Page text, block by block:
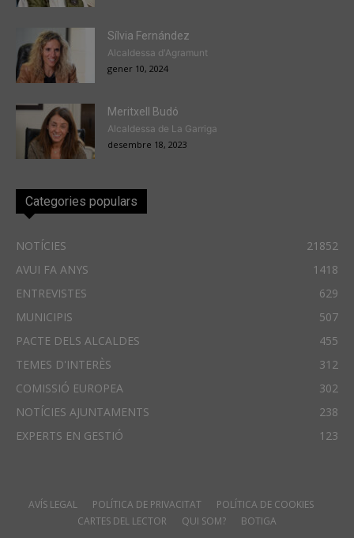
Sílvia Fernández
Alcaldessa d'Agramunt
gener 10, 2024
Meritxell Budó
Alcaldessa de La Garriga
desembre 18, 2023
Categories populars
NOTÍCIES
21852
AVUI FA ANYS
1418
ENTREVISTES
629
MUNICIPIS
507
PACTE DELS ALCALDES
455
TEMES D'INTERÈS
312
COMISSIÓ EUROPEA
302
NOTÍCIES AJUNTAMENTS
238
EXPERTS EN GESTIÓ
123
AVÍS LEGAL POLÍTICA DE PRIVACITAT
POLÍTICA DE COOKIES
CARTES DEL LECTOR
QUI SOM? BOTIGA